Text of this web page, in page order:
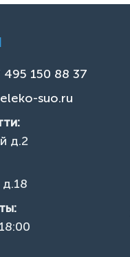
495 150 88 37
suo.ru
д.2